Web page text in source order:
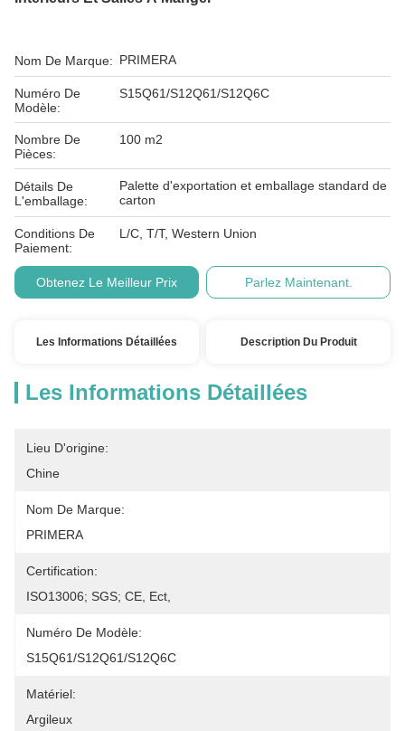
Nom De Marque: PRIMERA
Numéro De
Modèle:
S15Q61/S12Q61/S12Q6C
Nombre De
Pièces:
100 m2
Détails De
L'emballage:
Palette d'exportation et emballage standard de
carton
Conditions De
Paiement:
L/C, T/T, Western Union
Obtenez Le Meilleur Prix Parlez Maintenant.
Les Informations Détaillées Description Du Produit
Les Informations Détaillées
Lieu D'origine:
Chine
Nom De Marque:
PRIMERA
Certification:
ISO13006; SGS; CE, Ect,
Numéro De Modèle:
S15Q61/S12Q61/S12Q6C
Matériel:
Argileux